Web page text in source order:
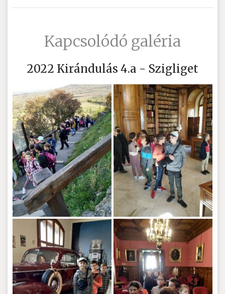
Kapcsolódó galéria
2022 Kirándulás 4.a - Szigliget